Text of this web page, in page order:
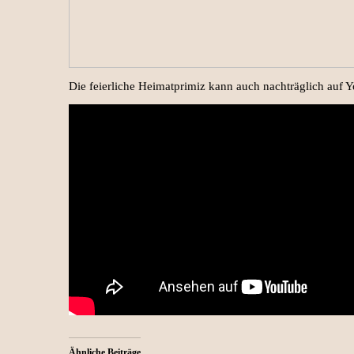
Die feierliche Heimatprimiz kann auch nachträglich auf